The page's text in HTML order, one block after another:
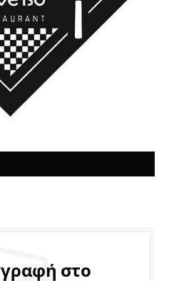
στο